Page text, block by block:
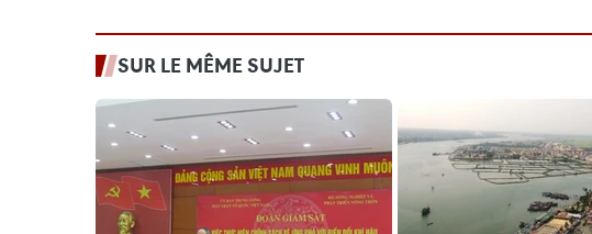
SUR LE MÊME SUJET